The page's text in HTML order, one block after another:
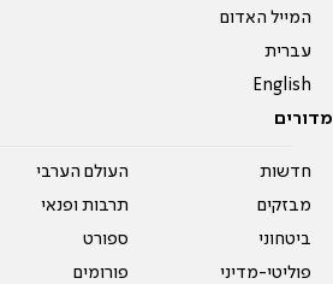
המייל האדום
עברית
English
מדורים
חדשות
מבזקים
ביטחוני
פוליטי-מדיני
העולם הערבי
תרבות ופנאי
ספורט
פורומים